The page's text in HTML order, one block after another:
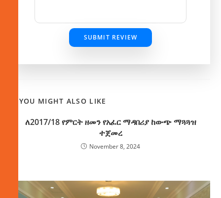
SUBMIT REVIEW
YOU MIGHT ALSO LIKE
ለ2017/18 የምርት ዘመን የአፈር ማዳበሪያ ከውጭ ማጓጓዝ
ተጀመረ
November 8, 2024